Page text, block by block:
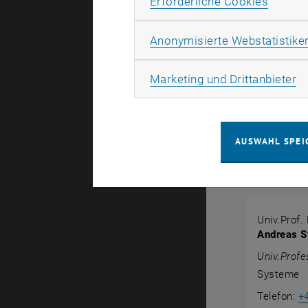
2020
verliehen.
Processes
Er ist dem
Univ.Prof.
Andreas
Systeme
Telefon:
Anonymisierte
Marketing und Drittanbieter
AUSWAHL